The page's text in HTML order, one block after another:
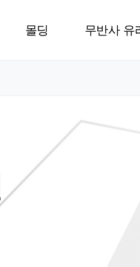
몰딩 무반사 유